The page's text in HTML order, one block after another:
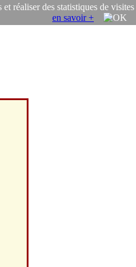
réaliser des statistiques de visites
en savoir +